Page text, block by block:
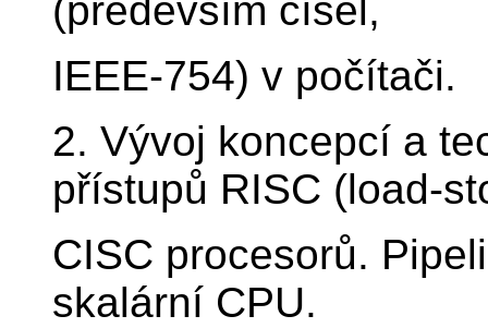
(především čísel,
IEEE-754) v počítači.
2. Vývoj koncepcí a
přístupů RISC (load-
CISC procesorů.
skalární CPU.